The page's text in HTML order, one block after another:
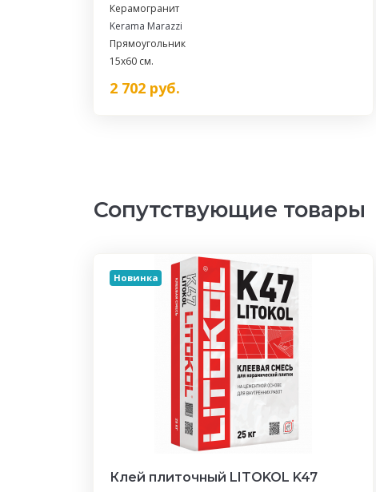
Керамогранит
Kerama Marazzi
Прямоугольник
15x60 см.
2 702 руб.
Сопутствующие товары
Новинка
Клей плиточный LITOKOL K47